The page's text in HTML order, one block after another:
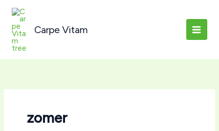
naar
inhoud
Carpe Vitam
zomer